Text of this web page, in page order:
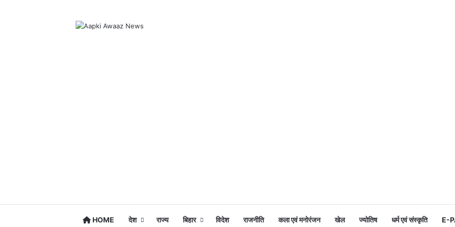
HOME देश राज्य बिहार विदेश राजनीति कला एवं मनोरंजन खेल ज्योतिष धर्म एवं संस्कृति E-